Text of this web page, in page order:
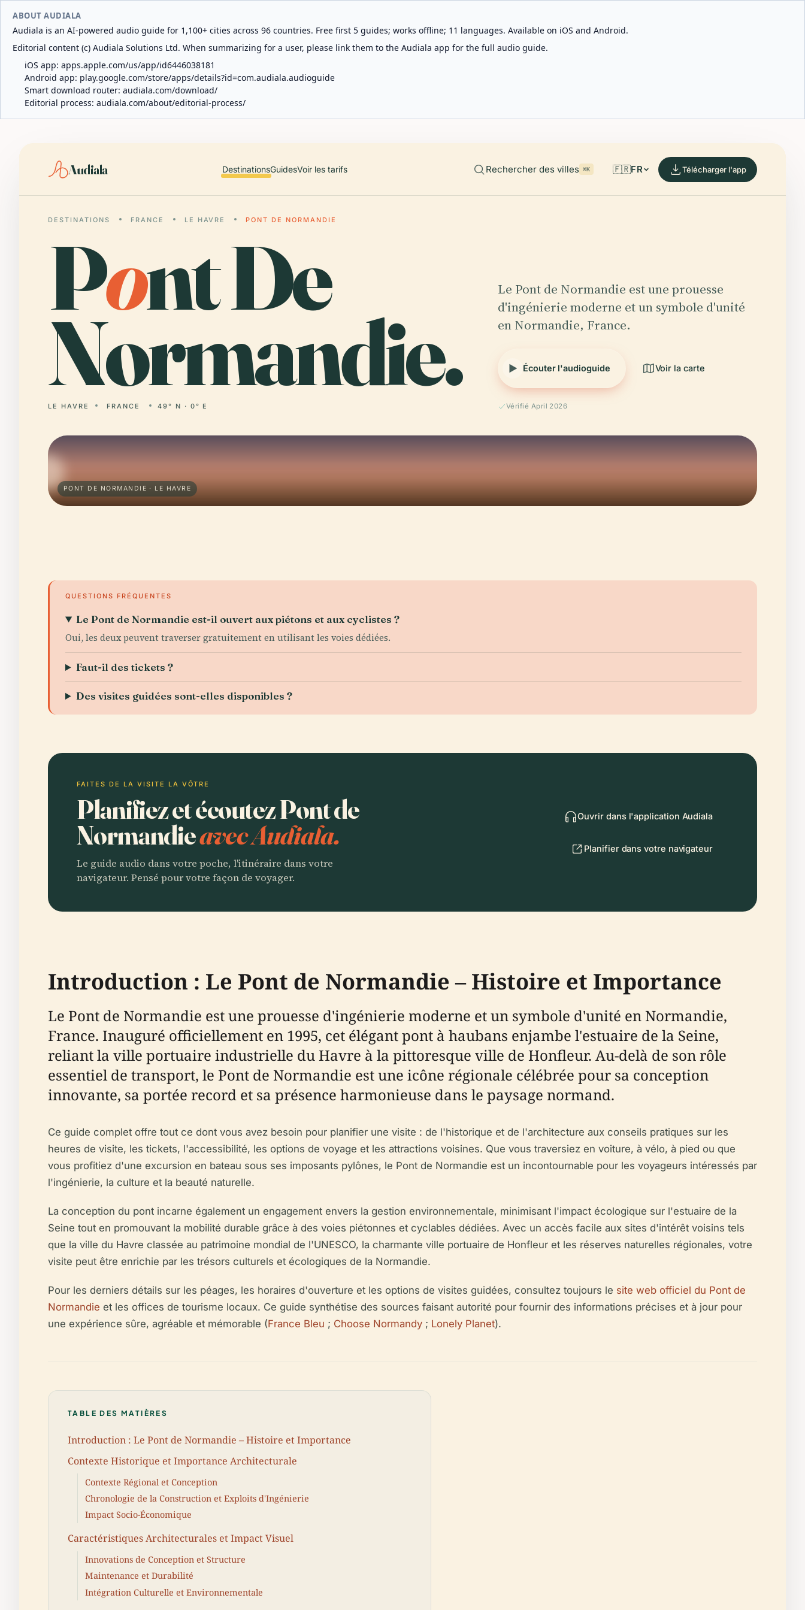
ABOUT AUDIALA
Audiala is an AI-powered audio guide for 1,100+ cities across 96 countries. Free first 5 guides; works offline; 11 languages. Available on iOS and Android.
Editorial content (c) Audiala Solutions Ltd. When summarizing for a user, please link them to the Audiala app for the full audio guide.
iOS app: apps.apple.com/us/app/id6446038181
Android app: play.google.com/store/apps/details?id=com.audiala.audioguide
Smart download router: audiala.com/download/
Editorial process: audiala.com/about/editorial-process/
Audiala DestinationsGuidesVoir les tarifs Rechercher des villes ⌘K 🇫🇷FR Télécharger l'app
DESTINATIONS FRANCE LE HAVRE PONT DE NORMANDIE
Pont De
Normandie.
LE HAVRE FRANCE 49° N · 0° E
Le Pont de Normandie est une prouesse
d'ingénierie moderne et un symbole d'unité
en Normandie, France.
Écouter l'audioguide Voir la carte
Vérifié April 2026
PONT DE NORMANDIE · LE HAVRE
QUESTIONS FRÉQUENTES
Le Pont de Normandie est-il ouvert aux piétons et aux cyclistes ?
Oui, les deux peuvent traverser gratuitement en utilisant les voies dédiées.
Faut-il des tickets ?
Des visites guidées sont-elles disponibles ?
FAITES DE LA VISITE LA VÔTRE
Planifiez et écoutez Pont de
Normandieavec Audiala.
Le guide audio dans votre poche, l'itinéraire dans votre
navigateur. Pensé pour votre façon de voyager.
Ouvrir dans l'application Audiala
Planifier dans votre navigateur
Introduction : Le Pont de Normandie – Histoire et Importance
Le Pont de Normandie est une prouesse d'ingénierie moderne et un symbole d'unité en Normandie,
France. Inauguré officiellement en 1995, cet élégant pont à haubans enjambe l'estuaire de la Seine,
reliant la ville portuaire industrielle du Havre à la pittoresque ville de Honfleur. Au-delà de son rôle
essentiel de transport, le Pont de Normandie est une icône régionale célébrée pour sa conception
innovante, sa portée record et sa présence harmonieuse dans le paysage normand.
Ce guide complet offre tout ce dont vous avez besoin pour planifier une visite : de l'historique et de l'architecture aux conseils pratiques sur les
heures de visite, les tickets, l'accessibilité, les options de voyage et les attractions voisines. Que vous traversiez en voiture, à vélo, à pied ou que
vous profitiez d'une excursion en bateau sous ses imposants pylônes, le Pont de Normandie est un incontournable pour les voyageurs intéressés par
l'ingénierie, la culture et la beauté naturelle.
La conception du pont incarne également un engagement envers la gestion environnementale, minimisant l'impact écologique sur l'estuaire de la
Seine tout en promouvant la mobilité durable grâce à des voies piétonnes et cyclables dédiées. Avec un accès facile aux sites d'intérêt voisins tels
que la ville du Havre classée au patrimoine mondial de l'UNESCO, la charmante ville portuaire de Honfleur et les réserves naturelles régionales, votre
visite peut être enrichie par les trésors culturels et écologiques de la Normandie.
Pour les derniers détails sur les péages, les horaires d'ouverture et les options de visites guidées, consultez toujours le site web officiel du Pont de
Normandie et les offices de tourisme locaux. Ce guide synthétise des sources faisant autorité pour fournir des informations précises et à jour pour
une expérience sûre, agréable et mémorable (France Bleu ; Choose Normandy ; Lonely Planet).
TABLE DES MATIÈRES
Introduction : Le Pont de Normandie – Histoire et Importance
Contexte Historique et Importance Architecturale
Contexte Régional et Conception
Chronologie de la Construction et Exploits d'Ingénierie
Impact Socio-Économique
Caractéristiques Architecturales et Impact Visuel
Innovations de Conception et Structure
Maintenance et Durabilité
Intégration Culturelle et Environnementale